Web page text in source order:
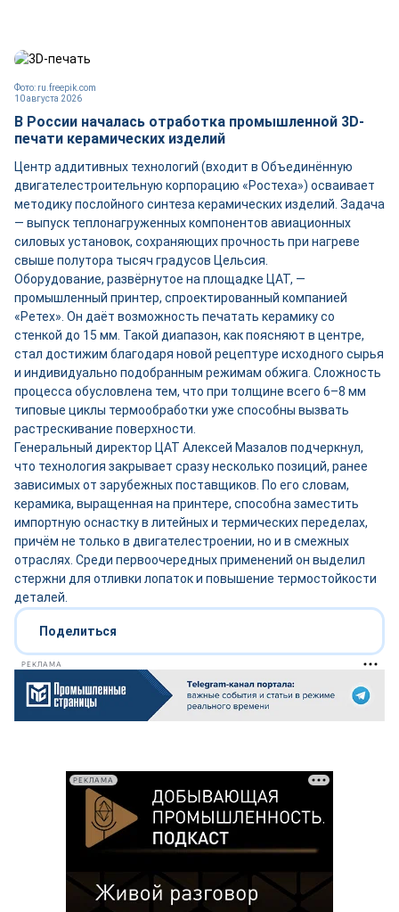
10 августа 2026
Фото: ru.freepik.com
В России началась отработка промышленной 3D-
печати керамических изделий
Центр аддитивных технологий (входит в Объединённую
двигателестроительную корпорацию «Ростеха») осваивает
методику послойного синтеза керамических изделий. Задача
— выпуск теплонагруженных компонентов авиационных
силовых установок, сохраняющих прочность при нагреве
свыше полутора тысяч градусов Цельсия.
Оборудование, развёрнутое на площадке ЦАТ, —
промышленный принтер, спроектированный компанией
«Ретех». Он даёт возможность печатать керамику со
стенкой до 15 мм. Такой диапазон, как поясняют в центре,
стал достижим благодаря новой рецептуре исходного сырья
и индивидуально подобранным режимам обжига. Сложность
процесса обусловлена тем, что при толщине всего 6–8 мм
типовые циклы термообработки уже способны вызвать
растрескивание поверхности.
Генеральный директор ЦАТ Алексей Мазалов подчеркнул,
что технология закрывает сразу несколько позиций, ранее
зависимых от зарубежных поставщиков. По его словам,
керамика, выращенная на принтере, способна заместить
импортную оснастку в литейных и термических переделах,
причём не только в двигателестроении, но и в смежных
отраслях. Среди первоочередных применений он выделил
стержни для отливки лопаток и повышение термостойкости
деталей.
Поделиться
РЕКЛАМА
РЕКЛАМА